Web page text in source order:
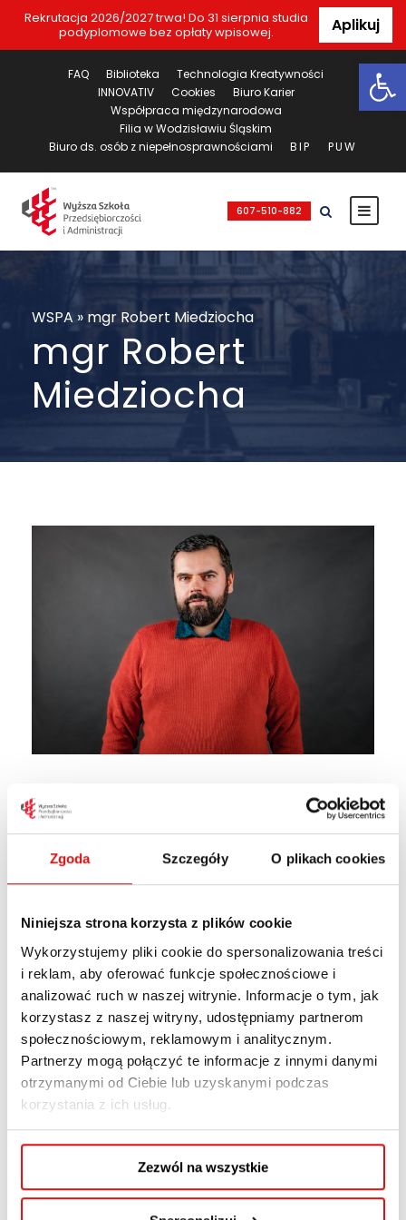
Zgoda Szczegóły O plikach cookies
Niniejsza strona korzysta z plików cookie
Wykorzystujemy pliki cookie do spersonalizowania treści
i reklam, aby oferować funkcje społecznościowe i
analizować ruch w naszej witrynie. Informacje o tym, jak
korzystasz z naszej witryny, udostępniamy partnerom
społecznościowym, reklamowym i analitycznym.
Partnerzy mogą połączyć te informacje z innymi danymi
otrzymanymi od Ciebie lub uzyskanymi podczas
korzystania z ich usług.
Zezwól na wszystkie
Rekrutacja 2026/2027 trwa! Do 31 sierpnia studia
podyplomowe bez opłaty wpisowej.
Aplikuj
FAQ Biblioteka
Technologia Kreatywności
INNOVATIV
Cookies
Biuro Karier
Współpraca międzynarodowa
Filia w Wodzisławiu Śląskim
Biuro ds. osób z niepełnosprawnościami
BIP PUW
607-510-882
WSPA » mgr Robert Miedziocha
mgr Robert
Miedziocha
e-mail:
mgr Robert
Miedziocha
Wykładowca na kierunkach
Informatyka, Media i dziennikarstwo
Z wykształcenia artysta malarz.
Współwłaściciel Poligon Studio, gdzie od 10
lat rekonstruujemy historyczne obiekty lub
tworzymy zupełnie nowe światy do gier
komputerowych.
Wiceprezes Fundacji Lublin GameDev –